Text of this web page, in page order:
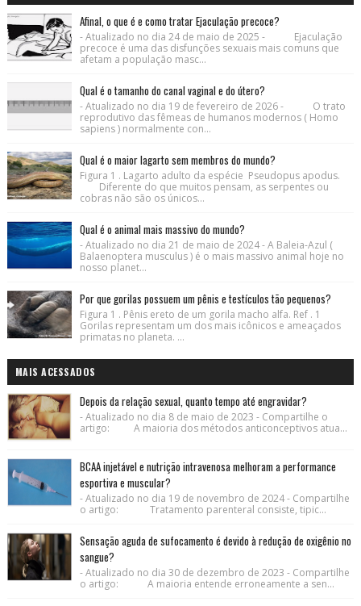
Afinal, o que é e como tratar Ejaculação precoce?
- Atualizado no dia 24 de maio de 2025 - Ejaculação
precoce é uma das disfunções sexuais mais comuns que
afetam a população masc...
Qual é o tamanho do canal vaginal e do útero?
- Atualizado no dia 19 de fevereiro de 2026 - O trato
reprodutivo das fêmeas de humanos modernos ( Homo
sapiens ) normalmente con...
Qual é o maior lagarto sem membros do mundo?
Figura 1 . Lagarto adulto da espécie Pseudopus apodus.
Diferente do que muitos pensam, as serpentes ou
cobras não são os únicos...
Qual é o animal mais massivo do mundo?
- Atualizado no dia 21 de maio de 2024 - A Baleia-Azul (
Balaenoptera musculus ) é o mais massivo animal hoje no
nosso planet...
Por que gorilas possuem um pênis e testículos tão pequenos?
Figura 1 . Pênis ereto de um gorila macho alfa. Ref . 1
Gorilas representam um dos mais icônicos e ameaçados
primatas no planeta. ...
MAIS ACESSADOS
Depois da relação sexual, quanto tempo até engravidar?
- Atualizado no dia 8 de maio de 2023 - Compartilhe o
artigo: A maioria dos métodos anticonceptivos atua...
BCAA injetável e nutrição intravenosa melhoram a performance
esportiva e muscular?
- Atualizado no dia 19 de novembro de 2024 - Compartilhe
o artigo: Tratamento parenteral consiste, tipic...
Sensação aguda de sufocamento é devido à redução de oxigênio no
sangue?
- Atualizado no dia 30 de dezembro de 2023 - Compartilhe
o artigo: A maioria entende erroneamente a sen...